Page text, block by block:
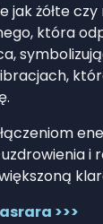
jak żółte
która
>>>